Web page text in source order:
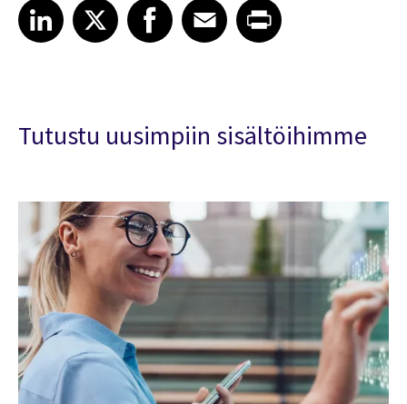
Share article on LinkedIn
LinkedIn
Share article on XShare article on Facebook
Facebook
Share article on Email
EmailShare article on Print
Tutustu uusimpiin sisältöihimme